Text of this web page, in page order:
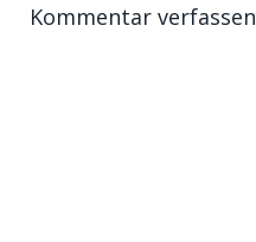
Kommentar verfassen